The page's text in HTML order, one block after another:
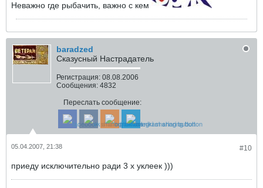
Неважно где рыбачить, важно с кем
baradzed
Сказусный Настрадатель
Регистрация: 08.08.2006
Сообщения: 4832
Переслать сообщение:
#10
05.04.2007, 21:38
приеду исключительно ради 3 х уклеек )))